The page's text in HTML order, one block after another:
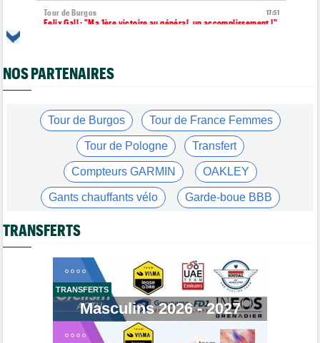
17:51
Tour de Burgos
Felix Gall : "Ma 1ère victoire au général, un accomplissement !"
propre..."
16:57
Tour de Burgos
Nouveau coup d'arrêt pour Jarno Widar, contraint à l'abandon
Tour de Pologne
Louis Barré remporte la 6e étape et prend la 2e place du
général
Les vidéos cyclisme sont sur Dailymotion : Cyclism'Actu TV
Giulio Pellizzari la 5e et dernière étape, Gall le général final !
Tour de France Femmes
Reusser : "On s'est trop regardées... c'était stupide"
15:35
Tour de France Femmes
Lilan Calmejane: "Ferrand-Prévot nous raconte des salades…"
NOS PARTENAIRES
Tour de Burgos Tour de France Femmes
Tour de Pologne Transfert
Compteurs GARMIN OAKLEY
Gants chauffants vélo Garde-boue BBB
Casque ABUS
TRANSFERTS
TRANSFERTS
Masculins 2026 - 2027